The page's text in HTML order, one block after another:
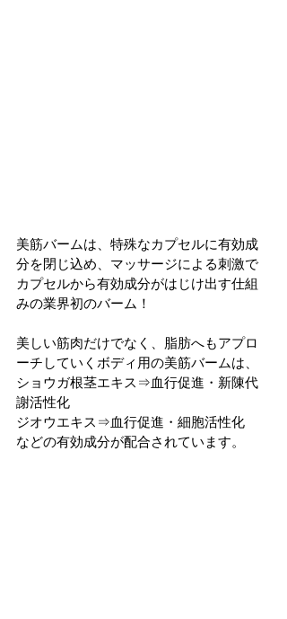
美筋バームは、特殊なカプセルに有効成
分を閉じ込め、マッサージによる刺激で
カプセルから有効成分がはじけ出す仕組
みの業界初のバーム！
美しい筋肉だけでなく、脂肪へもアプロ
ーチしていくボディ用の美筋バームは、
ショウガ根茎エキス⇒血行促進・新陳代
謝活性化
ジオウエキス⇒血行促進・細胞活性化
などの有効成分が配合されています。